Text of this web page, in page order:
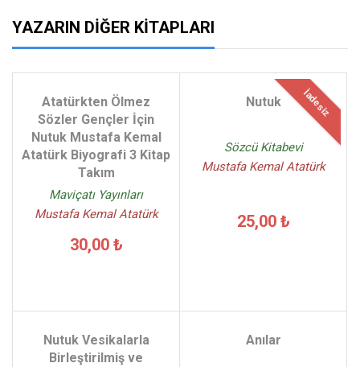
YAZARIN DIĞER KITAPLARI
Atatürkten Ölmez
Sözler Gençler İçin
Nutuk Mustafa Kemal
Atatürk Biyografi 3 Kitap
Takım
Maviçatı Yayınları
Mustafa Kemal Atatürk
30,00 ₺
İadesiz
Nutuk
Sözcü Kitabevi
Mustafa Kemal Atatürk
25,00 ₺
Nutuk Vesikalarla
Birleştirilmiş ve
Anılar